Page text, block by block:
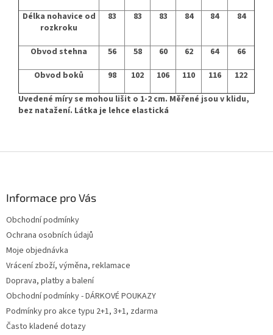
Délka nohavice od
rozkroku
83 83 83 84 84 84
Obvod stehna 56 58 60 62 64
66
Obvod boků
98 102 106 110 116
122
Uvedené míry se mohou lišit o 1-2 cm. Měřené jsou v klidu,
bez natažení. Látka je lehce elastická
Informace pro Vás
Obchodní podmínky
Ochrana osobních údajů
Moje objednávka
Vrácení zboží, výměna, reklamace
Doprava, platby a balení
Obchodní podmínky - DÁRKOVÉ POUKAZY
Podmínky pro akce typu 2+1, 3+1, zdarma
Často kladené dotazy